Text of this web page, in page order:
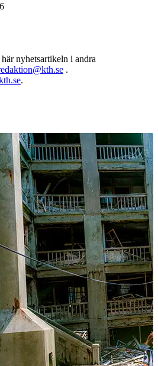
nyhetsartikeln i andra
.
​​​​​​​​​​​​​​.